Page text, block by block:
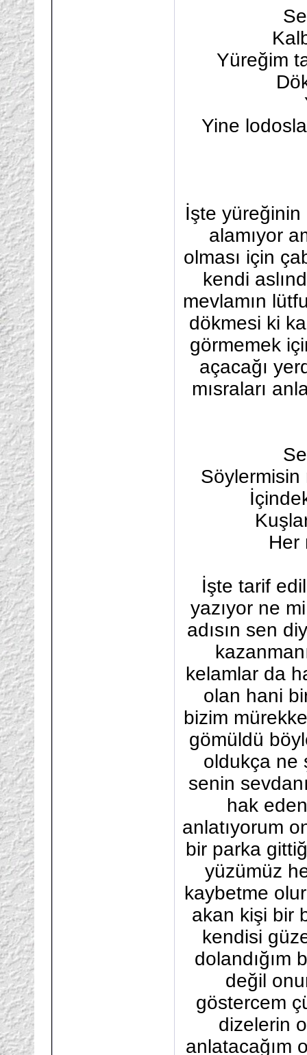
Yüreğim
Yine
İşte
alamıyor
olması için
kendi
mevlamın
dökmesi ki
görmemek
açacağı
mısraları
Söylermisin
Her
İşte tarif
yazıyor ne
adısın sen
kelamlar da
olan hani
bizim
gömüldü
oldukça ne
senin
hak
anlatıyorum
bir parka
yüzümüz
kaybetme
akan kişi bir
kendisi
dolandığım
değil
göstercem
dizelerin
anlatacağım